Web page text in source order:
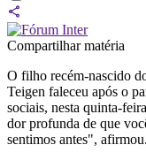
Compartilhar matéria
O filho recém-nascido
Teigen faleceu após o
sociais, nesta quinta-
dor profunda de que
sentimos antes", afirmou.